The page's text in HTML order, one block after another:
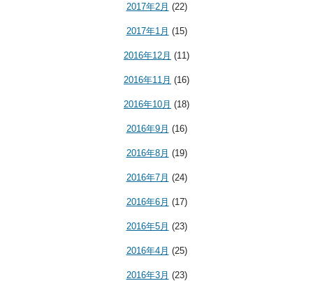
2017年2月 (22)
2017年1月 (15)
2016年12月 (11)
2016年11月 (16)
2016年10月 (18)
2016年9月 (16)
2016年8月 (19)
2016年7月 (24)
2016年6月 (17)
2016年5月 (23)
2016年4月 (25)
2016年3月 (23)